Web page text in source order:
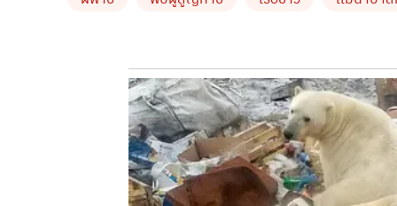
by TVPOOL ONLINE